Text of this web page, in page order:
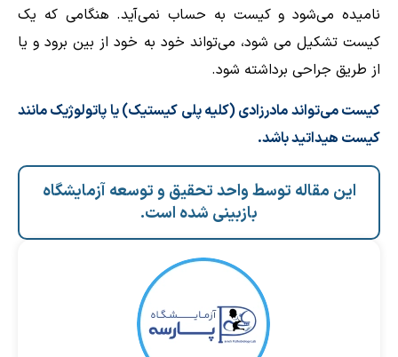
نامیده می‌شود و کیست به حساب نمی‌آید. هنگامی که یک
کیست تشکیل می شود، می‌تواند خود به خود از بین برود و یا
از طریق جراحی برداشته شود.
کیست می‌تواند مادرزادی (کلیه پلی کیستیک) یا پاتولوژیک مانند
کیست هیداتیدباشد.
این مقاله توسط واحد تحقیق و توسعه آزمایشگاه
بازبینی شده است.